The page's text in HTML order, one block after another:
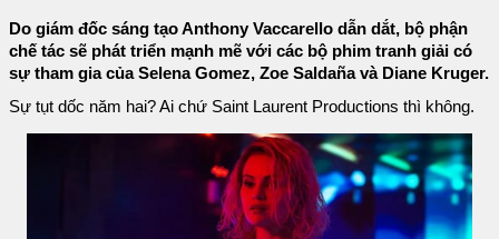
Do giám đốc sáng tạo Anthony Vaccarello dẫn dắt, bộ phận
chế tác sẽ phát triển mạnh mẽ với các bộ phim tranh giải có
sự tham gia của Selena Gomez, Zoe Saldaña và Diane Kruger.
Sự tụt dốc năm hai? Ai chứ Saint Laurent Productions thì không.